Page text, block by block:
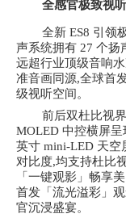
全感官极致视
全新 ES8 引领
声系统拥有 27 个扬
远超行业顶级音响
准音画同源,全球首
级视听空间。
前后双杜比视
MOLED 中控横屏
英寸 mini-LED 天空
对比度,均支持杜比
「一键观影」畅享
首发「流光溢彩」
官沉浸盛宴。